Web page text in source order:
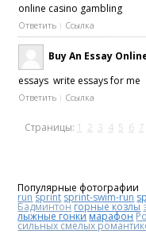
online casino gambling
Ответить Ссылка
Buy An Essay
essays write essays for me
Ответить Ссылка
Страницы: 1 2 3 4 5 6 7
Популярные фотографии
run sprint sprint-swim-run
Бадминтонгорные козлы
лыжные гонки марафон
сильных смелых